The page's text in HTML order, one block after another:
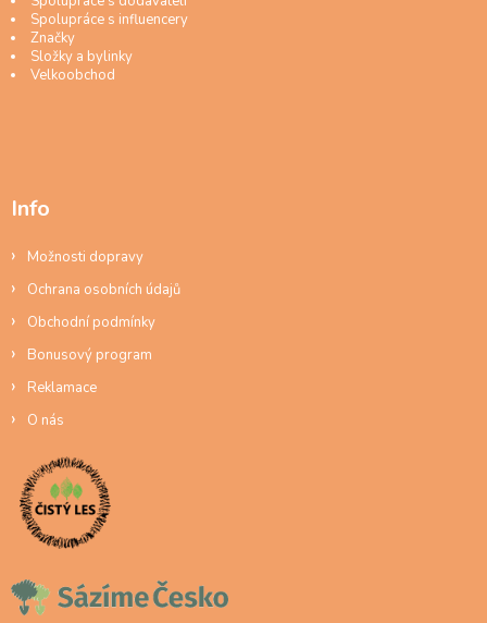
Spolupráce s influencery
Značky
Složky a bylinky
Velkoobchod
Info
Možnosti dopravy
Ochrana osobních údajů
Obchodní podmínky
Bonusový program
Reklamace
O nás